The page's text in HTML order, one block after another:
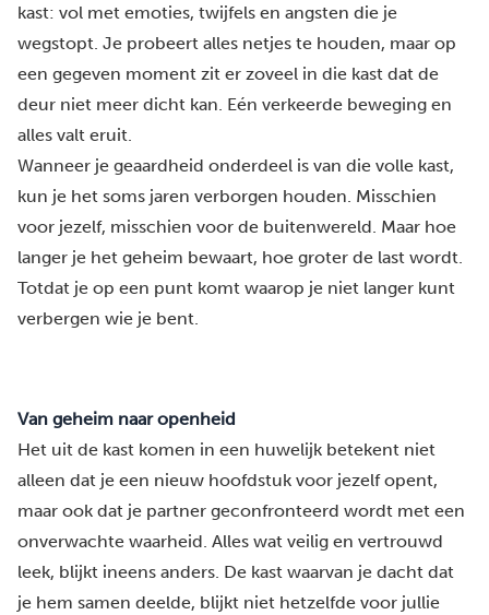
kast: vol met emoties, twijfels en angsten die je
wegstopt. Je probeert alles netjes te houden, maar op
een gegeven moment zit er zoveel in die kast dat de
deur niet meer dicht kan. Eén verkeerde beweging en
alles valt eruit.
Wanneer je geaardheid onderdeel is van die volle kast,
kun je het soms jaren verborgen houden. Misschien
voor jezelf, misschien voor de buitenwereld. Maar hoe
langer je het geheim bewaart, hoe groter de last wordt.
Totdat je op een punt komt waarop je niet langer kunt
verbergen wie je bent.
Van geheim naar openheid
Het uit de kast komen in een huwelijk betekent niet
alleen dat je een nieuw hoofdstuk voor jezelf opent,
maar ook dat je partner geconfronteerd wordt met een
onverwachte waarheid. Alles wat veilig en vertrouwd
leek, blijkt ineens anders. De kast waarvan je dacht dat
je hem samen deelde, blijkt niet hetzelfde voor jullie